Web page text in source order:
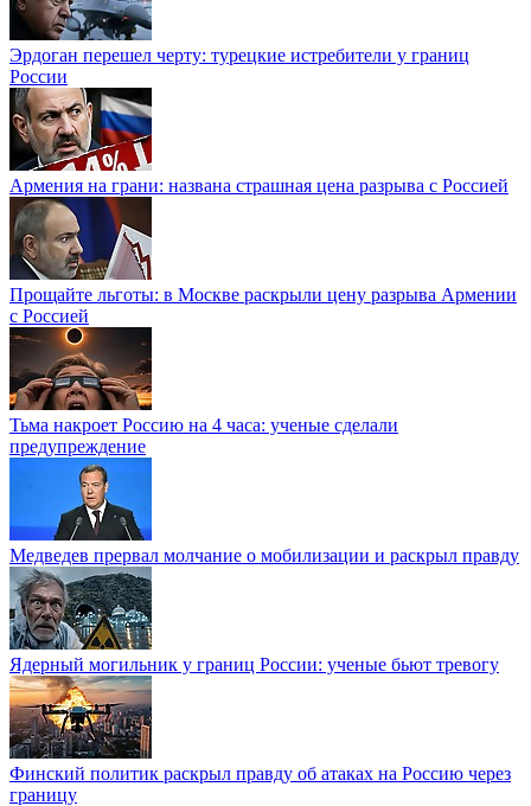
Эрдоган перешел черту: турецкие истребители у границ
России
Армения на грани: названа страшная цена разрыва с Россией
Прощайте льготы: в Москве раскрыли цену разрыва Армении
с Россией
Тьма накроет Россию на 4 часа: ученые сделали
предупреждение
Медведев прервал молчание о мобилизации и раскрыл правду
Ядерный могильник у границ России: ученые бьют тревогу
Финский политик раскрыл правду об атаках на Россию через
границу